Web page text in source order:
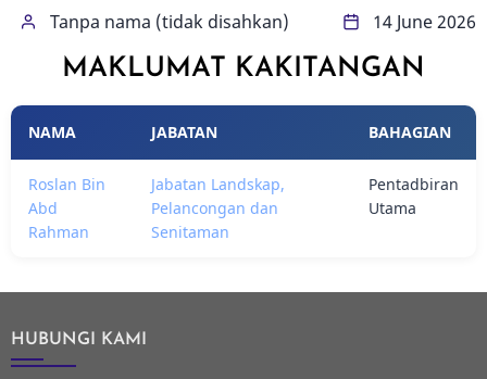
Tanpa nama (tidak disahkan) 14 June 2026
MAKLUMAT KAKITANGAN
NAMA JABATAN BAHAGIAN
Roslan Bin
Abd
Rahman
Jabatan Landskap,
Pelancongan dan
Senitaman
Pentadbiran
Utama
HUBUNGI KAMI